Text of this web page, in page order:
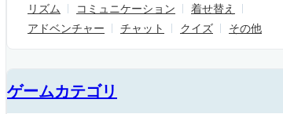
リズム コミュニケーション
着せ替え
アドベンチャー
チャット クイズ その他
ゲームカテゴリ